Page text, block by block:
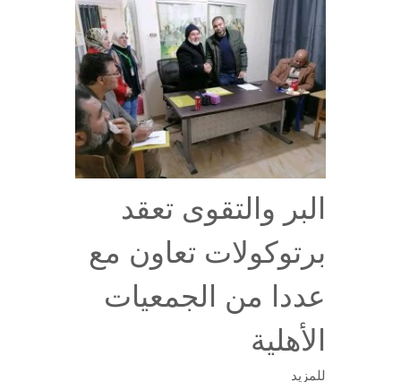
البر والتقوى تعقد
برتوكولات تعاون مع
عددا من الجمعيات
الأهلية
للمزيد